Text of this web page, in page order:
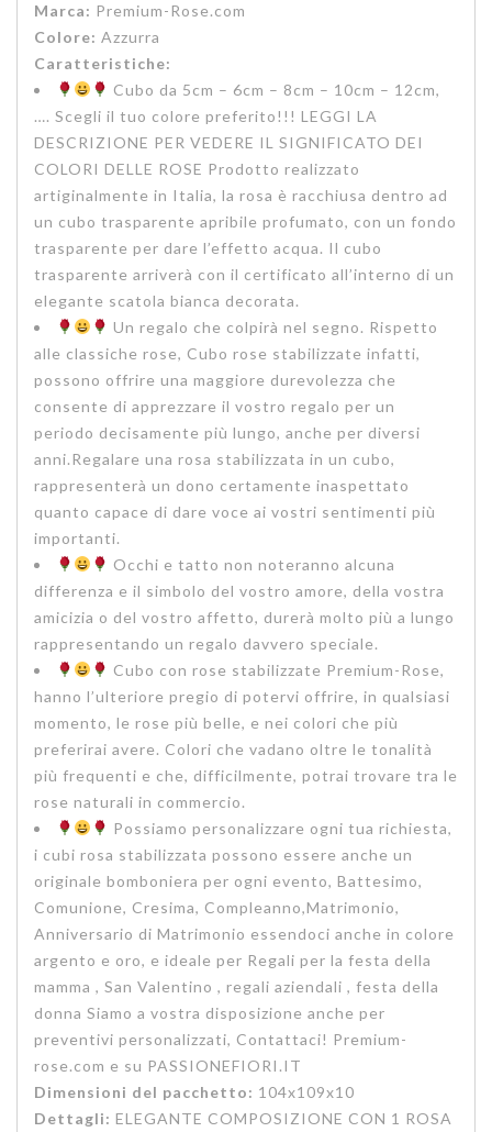
Marca: Premium-Rose.com
Colore: Azzurra
Caratteristiche:
Cubo da 5cm – 6cm – 8cm – 10cm – 12cm,
…. Scegli il tuo colore preferito!!! LEGGI LA
DESCRIZIONE PER VEDERE IL SIGNIFICATO DEI
COLORI DELLE ROSE Prodotto realizzato
artiginalmente in Italia, la rosa è racchiusa dentro ad
un cubo trasparente apribile profumato, con un fondo
trasparente per dare l’effetto acqua. Il cubo
trasparente arriverà con il certificato all’interno di un
elegante scatola bianca decorata.
Un regalo che colpirà nel segno. Rispetto
alle classiche rose, Cubo rose stabilizzate infatti,
possono offrire una maggiore durevolezza che
consente di apprezzare il vostro regalo per un
periodo decisamente più lungo, anche per diversi
anni.Regalare una rosa stabilizzata in un cubo,
rappresenterà un dono certamente inaspettato
quanto capace di dare voce ai vostri sentimenti più
importanti.
Occhi e tatto non noteranno alcuna
differenza e il simbolo del vostro amore, della vostra
amicizia o del vostro affetto, durerà molto più a lungo
rappresentando un regalo davvero speciale.
Cubo con rose stabilizzate Premium-Rose,
hanno l’ulteriore pregio di potervi offrire, in qualsiasi
momento, le rose più belle, e nei colori che più
preferirai avere. Colori che vadano oltre le tonalità
più frequenti e che, difficilmente, potrai trovare tra le
rose naturali in commercio.
Possiamo personalizzare ogni tua richiesta,
i cubi rosa stabilizzata possono essere anche un
originale bomboniera per ogni evento, Battesimo,
Comunione, Cresima, Compleanno,Matrimonio,
Anniversario di Matrimonio essendoci anche in colore
argento e oro, e ideale per Regali per la festa della
mamma , San Valentino , regali aziendali , festa della
donna Siamo a vostra disposizione anche per
preventivi personalizzati, Contattaci! Premium-
rose.com e su PASSIONEFIORI.IT
Dimensioni del pacchetto: 104x109x10
Dettagli: ELEGANTE COMPOSIZIONE CON 1 ROSA